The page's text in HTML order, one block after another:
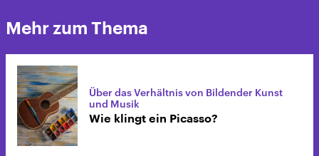
Mehr zum Thema
Über das Verhältnis von Bildender Kunst
und Musik
Wie klingt ein Picasso?